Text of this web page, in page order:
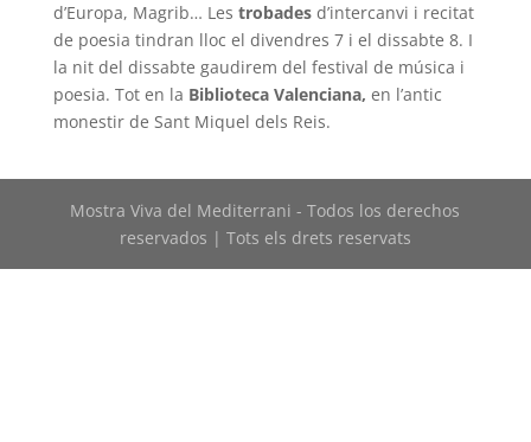
d’Europa, Magrib… Les trobadesd’intercanvi i recitat
de poesia tindran lloc el divendres 7 i el dissabte 8. I
la nit del dissabte gaudirem del festival de música i
poesia. Tot en la Biblioteca Valenciana, en l’antic
monestir de Sant Miquel dels Reis.
Mostra Viva del Mediterrani - Todos los derechos
reservados | Tots els drets reservats